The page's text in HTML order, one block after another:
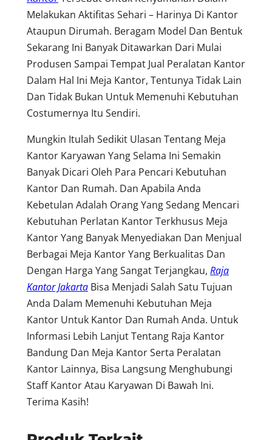
Melakukan Aktifitas Sehari – Harinya Di Kantor
Ataupun Dirumah. Beragam Model Dan Bentuk
Sekarang Ini Banyak Ditawarkan Dari Mulai
Produsen Sampai Tempat Jual Peralatan Kantor
Dalam Hal Ini Meja Kantor, Tentunya Tidak Lain
Dan Tidak Bukan Untuk Memenuhi Kebutuhan
Costumernya Itu Sendiri.
Mungkin Itulah Sedikit Ulasan Tentang Meja
Kantor Karyawan Yang Selama Ini Semakin
Banyak Dicari Oleh Para Pencari Kebutuhan
Kantor Dan Rumah. Dan Apabila Anda
Kebetulan Adalah Orang Yang Sedang Mencari
Kebutuhan Perlatan Kantor Terkhusus Meja
Kantor Yang Banyak Menyediakan Dan Menjual
Berbagai Meja Kantor Yang Berkualitas Dan
Dengan Harga Yang Sangat Terjangkau, Raja
Kantor Jakarta Bisa Menjadi Salah Satu Tujuan
Anda Dalam Memenuhi Kebutuhan Meja
Kantor Untuk Kantor Dan Rumah Anda. Untuk
Informasi Lebih Lanjut Tentang Raja Kantor
Bandung Dan Meja Kantor Serta Peralatan
Kantor Lainnya, Bisa Langsung Menghubungi
Staff Kantor Atau Karyawan Di Bawah Ini.
Terima Kasih!